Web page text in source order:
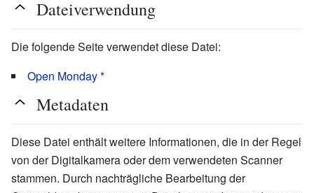
Dateiverwendung
Die folgende Seite verwendet diese Datei:
Open Monday *
Metadaten
Diese Datei enthält weitere Informationen, die in der Regel
von der Digitalkamera oder dem verwendeten Scanner
stammen. Durch nachträgliche Bearbeitung der